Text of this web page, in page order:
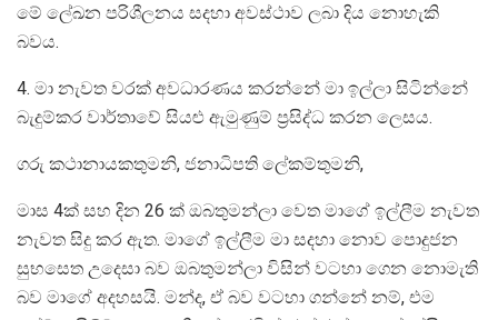
මේ ලේඛන පරිශීලනය සදහා අවස්ථාව ලබා දිය නොහැකි
බවය.
4. මා නැවත වරක් අවධාරණය කරන්නේ මා ඉල්ලා සිටින්නේ
බැදුම්කර වාර්තාවේ සියළු ඇමුණුම් ප්‍ර‍සිද්ධ කරන ලෙසය.
ගරු කථානායකතුමනි, ජනාධිපති ලේකම්තුමනි,
මාස 4ක් සහ දින 26 ක් ඔබතුමන්ලා වෙත මාගේ ඉල්ලීම නැවත
නැවත සිදු කර ඇත. මාගේ ඉල්ලීම මා සදහා නොව පොදුජන
සුභසෙත උදෙසා බව ඔබතුමන්ලා විසින් වටහා ගෙන නොමැති
බව මාගේ අදහසයි. මන්ද, ඒ බව වටහා ගන්නේ නම්, එම